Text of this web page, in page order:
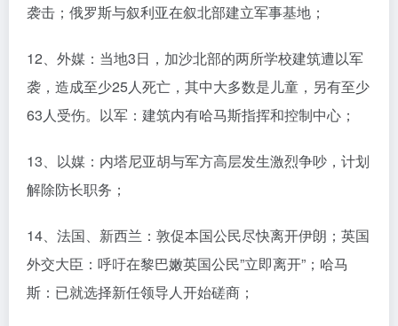
袭击；俄罗斯与叙利亚在叙北部建立军事基地；
12、外媒：当地3日，加沙北部的两所学校建筑遭以军
袭，造成至少25人死亡，其中大多数是儿童，另有至少
63人受伤。以军：建筑内有哈马斯指挥和控制中心；
13、以媒：内塔尼亚胡与军方高层发生激烈争吵，计划
解除防长职务；
14、法国、新西兰：敦促本国公民尽快离开伊朗；英国
外交大臣：呼吁在黎巴嫩英国公民”立即离开”；哈马
斯：已就选择新任领导人开始磋商；